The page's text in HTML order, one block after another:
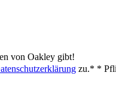
von Oakley gibt!
zu.* *